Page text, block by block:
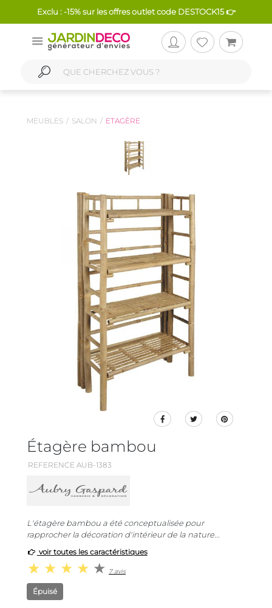
Exclu : -15% sur les offres outlet code DESTOCK15 👉
MEUBLES SALON ETAGÈRE
Étagère bambou
REFERENCE AUB-1383
L'étagère bambou a été conceptualisée pour
rapprocher la décoration d'intérieur de la nature...
voir toutes les caractéristiques
7 avis
Épuisé